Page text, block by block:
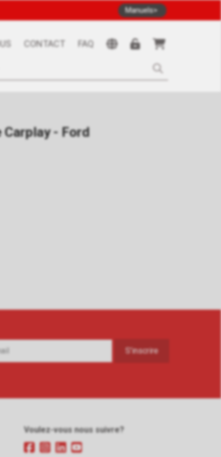
Manuels
CONTACT FAQ
- Ford
Voulez-vous nous suivre?